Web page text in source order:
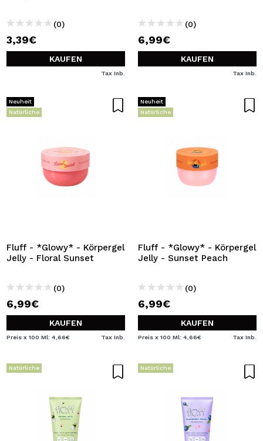
(0)
3,39€
KAUFEN
Tax Inb.
(0)
6,99€
KAUFEN
Tax Inb.
Neuheit
Natürliche
Fluff - *Glowy* - Körpergel
Jelly - Floral Sunset
(0)
6,99€
KAUFEN
Preis x 100 Ml: 4,66€ Tax Inb.
Neuheit
Natürliche
Fluff - *Glowy* - Körpergel
Jelly - Sunset Peach
(0)
6,99€
KAUFEN
Preis x 100 Ml: 4,66€ Tax Inb.
Natürliche Natürliche